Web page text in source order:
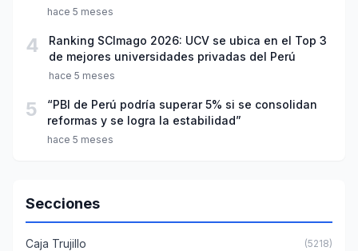
año escolar 2026
hace 5 meses
4
Ranking SCImago 2026: UCV se ubica en el Top 3
de mejores universidades privadas del Perú
hace 5 meses
5
“PBI de Perú podría superar 5% si se consolidan
reformas y se logra la estabilidad”
hace 5 meses
Secciones
Caja Trujillo (5218)